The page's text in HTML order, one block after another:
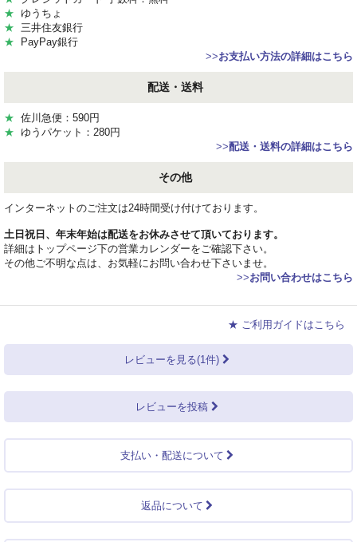
★ ゆうちょ
★ 三井住友銀行
★ PayPay銀行
>>お支払い方法の詳細はこちら
配送・送料
★ 佐川急便：590円
★ ゆうパケット：280円
>>配送・送料の詳細はこちら
その他
インターネットのご注文は24時間受け付けております。
土日祝日、年末年始は配送をお休みさせて頂いております。
詳細はトップページ下の営業カレンダーをご確認下さい。
その他ご不明な点は、お気軽にお問い合わせ下さいませ。
>>お問い合わせはこちら
★ ご利用ガイドはこちら
レビューを見る(1件)
レビューを投稿
支払い・配送について
返品について